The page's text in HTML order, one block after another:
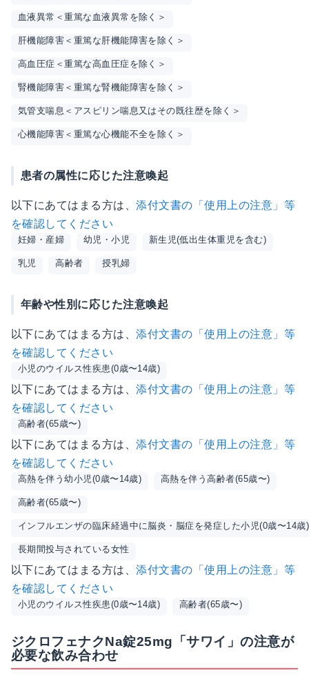
血液異常＜重篤な血液異常を除く＞
肝機能障害＜重篤な肝機能障害を除く＞
高血圧症＜重篤な高血圧症を除く＞
腎機能障害＜重篤な腎機能障害を除く＞
気管支喘息＜アスピリン喘息又はその既往歴を除く＞
心機能障害＜重篤な心機能不全を除く＞
患者の属性に応じた注意喚起
以下にあてはまる方は、添付文書の「使用上の注意」等
を確認してください
妊婦・産婦 幼児・小児 新生児(低出生体重児を含む)
乳児 高齢者 授乳婦
年齢や性別に応じた注意喚起
以下にあてはまる方は、添付文書の「使用上の注意」等
を確認してください
小児のウイルス性疾患(0歳〜14歳)
以下にあてはまる方は、添付文書の「使用上の注意」等
を確認してください
高齢者(65歳〜)
以下にあてはまる方は、添付文書の「使用上の注意」等
を確認してください
高熱を伴う幼小児(0歳〜14歳) 高熱を伴う高齢者(65歳〜)
高齢者(65歳〜)
インフルエンザの臨床経過中に脳炎・脳症を発症した小児(0歳〜14歳)
長期間投与されている女性
以下にあてはまる方は、添付文書の「使用上の注意」等
を確認してください
小児のウイルス性疾患(0歳〜14歳) 高齢者(65歳〜)
ジクロフェナクNa錠25mg「サワイ」の注意が
必要な飲み合わせ